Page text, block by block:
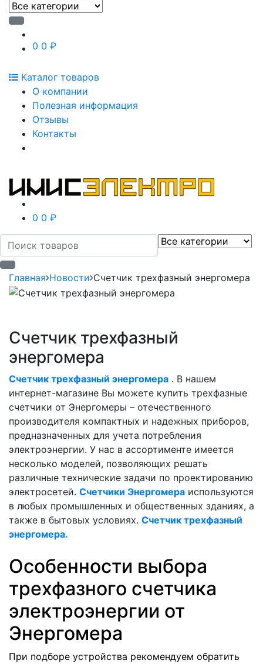
0 0 ₽
Каталог товаров
О компании
Полезная информация
Отзывы
Контакты
0 0 ₽
Главная Новости Счетчик трехфазный энергомера
Счетчик трехфазный
энергомера
Счетчик трехфазный энергомера . В нашем
интернет-магазине Вы можете купить трехфазные
счетчики от Энергомеры – отечественного
производителя компактных и надежных приборов,
предназначенных для учета потребления
электроэнергии. У нас в ассортименте имеется
несколько моделей, позволяющих решать
различные технические задачи по проектированию
электросетей. Счетчики Энергомера используются
в любых промышленных и общественных зданиях, а
также в бытовых условиях. Счетчик трехфазный
энергомера.
Особенности выбора
трехфазного счетчика
электроэнергии от
Энергомера
При подборе устройства рекомендуем обратить